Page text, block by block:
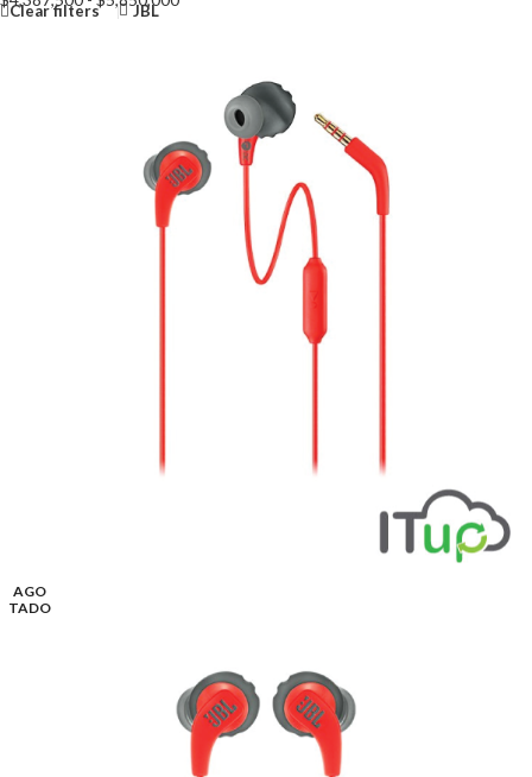
Clear filters JBL
AGO
TADO